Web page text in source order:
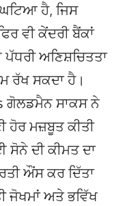
ਹੈ, ਜਿਸ
ਵੀ ਕੇਂਦਰੀ ਬੈਂਕਾਂ
ਅਣਿਸ਼ਚਿਤਤਾ
ਰੱਖ ਸਕਦਾ ਹੈ।
ਗੋਲਡਮੈਨ ਸਾਕਸ ਨੇ
ਹੋਰ ਮਜ਼ਬੂਤ ਕੀਤੀ
ਦੀ ਕੀਮਤ ਦਾ
ਔਂਸ ਕਰ ਦਿੱਤਾ
ਜੋਖਮਾਂ ਅਤੇ ਭਵਿੱਖ